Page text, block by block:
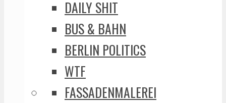
DAILY SHIT
BUS & BAHN
BERLIN POLITICS
WTF
FASSADENMALEREI